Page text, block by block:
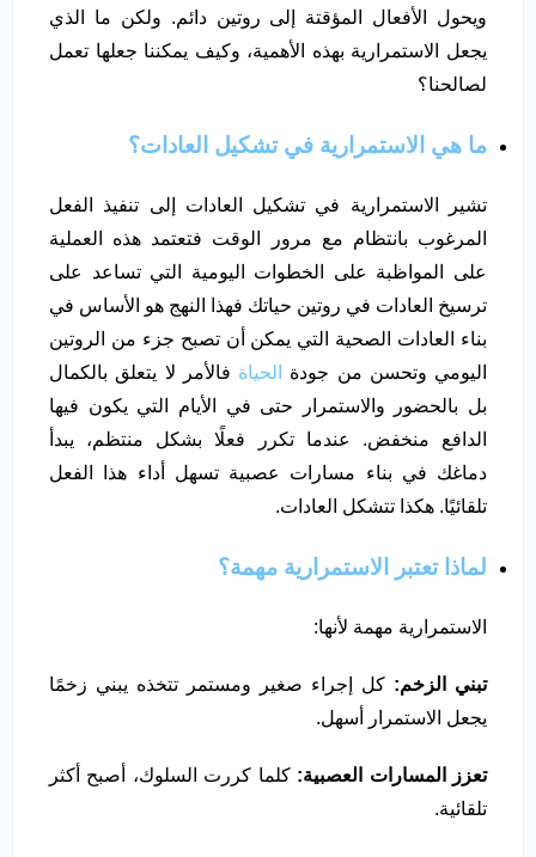
ويحول الأفعال المؤقتة إلى روتين دائم. ولكن ما الذي
يجعل الاستمرارية بهذه الأهمية، وكيف يمكننا جعلها تعمل
لصالحنا؟
ما هي الاستمرارية في تشكيل العادات؟
تشير الاستمرارية في تشكيل العادات إلى تنفيذ الفعل
المرغوب بانتظام مع مرور الوقت فتعتمد هذه العملية
على المواظبة على الخطوات اليومية التي تساعد على
ترسيخ العادات في روتين حياتك فهذا النهج هو الأساس في
بناء العادات الصحية التي يمكن أن تصبح جزء من الروتين
اليومي وتحسن من جودة
الحياة فالأمر لا يتعلق بالكمال
بل بالحضور والاستمرار حتى في الأيام التي يكون فيها
الدافع منخفض. عندما تكرر فعلًا بشكل منتظم، يبدأ
دماغك في بناء مسارات عصبية تسهل أداء هذا الفعل
تلقائيًا. هكذا تتشكل العادات.
لماذا تعتبر الاستمرارية مهمة؟
الاستمرارية مهمة لأنها:
تبني الزخم: كل إجراء صغير ومستمر تتخذه يبني زخمًا
يجعل الاستمرار أسهل.
تعزز المسارات العصبية: كلما كررت السلوك، أصبح أكثر
تلقائية.